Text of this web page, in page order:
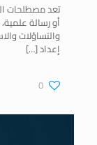
تعد مصطلحات
أو رسالة
والتساؤلات
إعداد[…]
0